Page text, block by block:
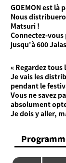
GOEMON est là
Nous
Matsuri !
Connectez-
jusqu'à 600
« Regardez
Je vais les
pendant le
Vous ne savez
absolument
Je dois y aller,